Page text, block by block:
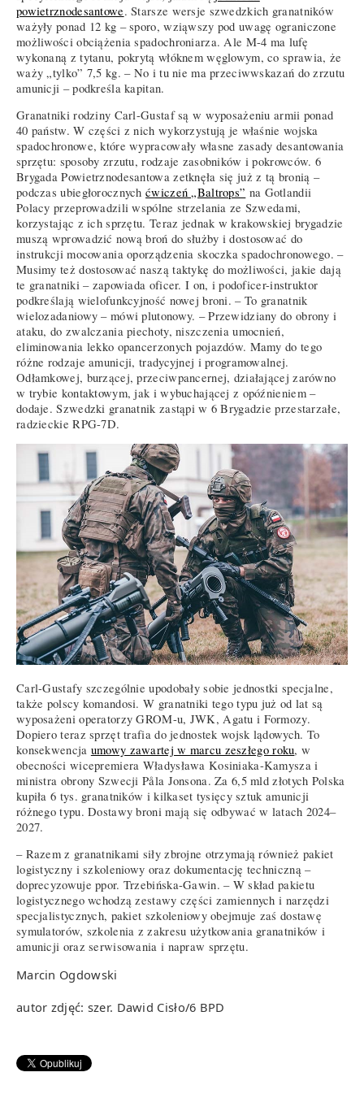
powietrznodesantowe. Starsze wersje szwedzkich granatników
ważyły ponad 12 kg – sporo, wziąwszy pod uwagę ograniczone
możliwości obciążenia spadochroniarza. Ale M-4 ma lufę
wykonaną z tytanu, pokrytą włóknem węglowym, co sprawia, że
waży „tylko” 7,5 kg. – No i tu nie ma przeciwwskazań do zrzutu
amunicji – podkreśla kapitan.
Granatniki rodziny Carl-Gustaf są w wyposażeniu armii ponad
40 państw. W części z nich wykorzystują je właśnie wojska
spadochronowe, które wypracowały własne zasady desantowania
sprzętu: sposoby zrzutu, rodzaje zasobników i pokrowców. 6
Brygada Powietrznodesantowa zetknęła się już z tą bronią –
podczas ubiegłorocznychćwiczeń „Baltrops” na Gotlandii
Polacy przeprowadzili wspólne strzelania ze Szwedami,
korzystając z ich sprzętu. Teraz jednak w krakowskiej brygadzie
muszą wprowadzić nową broń do służby i dostosować do
instrukcji mocowania oporządzenia skoczka spadochronowego. –
Musimy też dostosować naszą taktykę do możliwości, jakie dają
te granatniki – zapowiada oficer. I on, i podoficer-instruktor
podkreślają wielofunkcyjność nowej broni. – To granatnik
wielozadaniowy – mówi plutonowy. – Przewidziany do obrony i
ataku, do zwalczania piechoty, niszczenia umocnień,
eliminowania lekko opancerzonych pojazdów. Mamy do tego
różne rodzaje amunicji, tradycyjnej i programowalnej.
Odłamkowej, burzącej, przeciwpancernej, działającej zarówno
w trybie kontaktowym, jak i wybuchającej z opóźnieniem –
dodaje. Szwedzki granatnik zastąpi w 6 Brygadzie przestarzałe,
radzieckie RPG-7D.
Carl-Gustafy szczególnie upodobały sobie jednostki specjalne,
także polscy komandosi. W granatniki tego typu już od lat są
wyposażeni operatorzy GROM-u, JWK, Agatu i Formozy.
Dopiero teraz sprzęt trafia do jednostek wojsk lądowych. To
konsekwencja umowy zawartej w marcu zeszłego roku, w
obecności wicepremiera Władysława Kosiniaka-Kamysza i
ministra obrony Szwecji Påla Jonsona. Za 6,5 mld złotych Polska
kupiła 6 tys. granatników i kilkaset tysięcy sztuk amunicji
różnego typu. Dostawy broni mają się odbywać w latach 2024–
2027.
– Razem z granatnikami siły zbrojne otrzymają również pakiet
logistyczny i szkoleniowy oraz dokumentację techniczną –
doprecyzowuje ppor. Trzebińska-Gawin. – W skład pakietu
logistycznego wchodzą zestawy części zamiennych i narzędzi
specjalistycznych, pakiet szkoleniowy obejmuje zaś dostawę
symulatorów, szkolenia z zakresu użytkowania granatników i
amunicji oraz serwisowania i napraw sprzętu.
Marcin Ogdowski
autor zdjęć: szer. Dawid Cisło/6 BPD